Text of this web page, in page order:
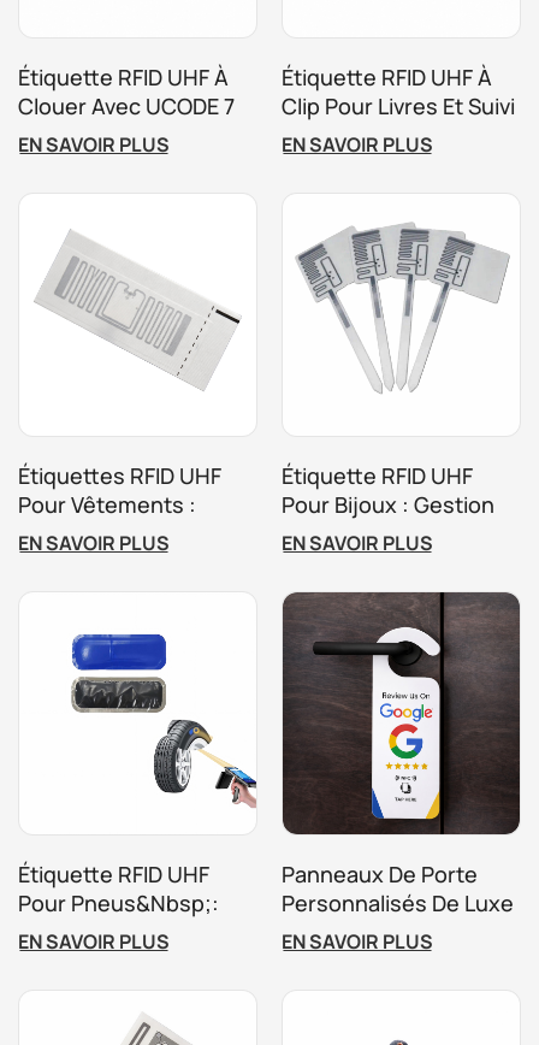
Étiquette RFID UHF À
Clouer Avec UCODE 7
Pour La Gestion Des
Arbres Et Du Bois
EN SAVOIR PLUS
Étiquette RFID UHF À
Clip Pour Livres Et Suivi
D'inventaire
Réutilisable
EN SAVOIR PLUS
Étiquettes RFID UHF
Pour Vêtements :
Gestion Des Stocks
Dans Le Commerce De
Détail De Vêtements
EN SAVOIR PLUS
Étiquette RFID UHF
Pour Bijoux : Gestion
Des Stocks Et Suivi En
Magasin
EN SAVOIR PLUS
Étiquette RFID UHF
Pour Pneus&nbsp;:
Suivi Et Gestion De
Flotte
EN SAVOIR PLUS
Panneaux De Porte
Personnalisés De Luxe
Pour Complexes
Hôteliers Et Hôtels De
Charme
EN SAVOIR PLUS